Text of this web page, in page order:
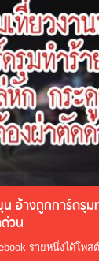
อ้างถูกการ์ดรุ
วน
รายหนึ่งได้โพ